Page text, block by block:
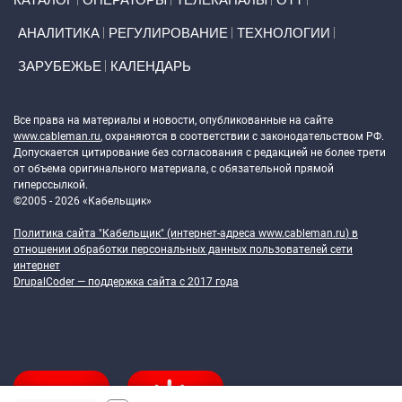
АНАЛИТИКА РЕГУЛИРОВАНИЕ ТЕХНОЛОГИИ
ЗАРУБЕЖЬЕ КАЛЕНДАРЬ
Все права на материалы и новости, опубликованные на сайте
www.cableman.ru, охраняются в соответствии с законодательством РФ.
Допускается цитирование без согласования с редакцией не более трети
от объема оригинального материала, с обязательной прямой
гиперссылкой.
©2005 - 2026 «Кабельщик»
Политика сайта "Кабельщик" (интернет-адреса www.cableman.ru) в
отношении обработки персональных данных пользователей сети
интернет
DrupalCoder — поддержка сайта c 2017 года